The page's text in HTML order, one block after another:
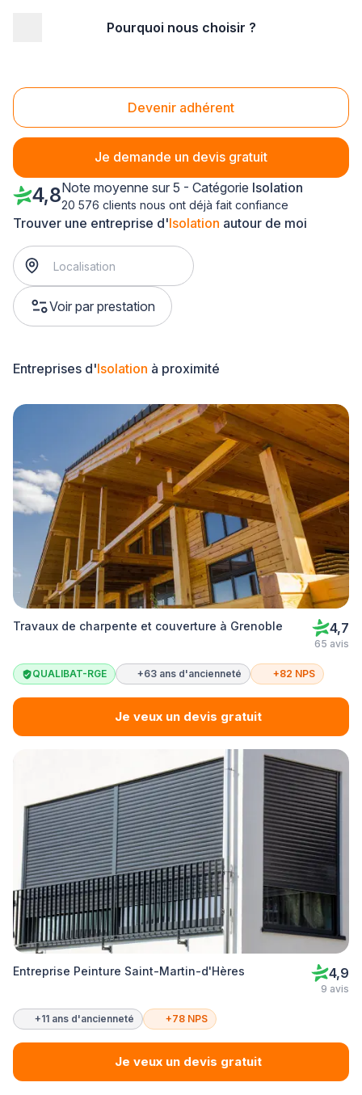
Pourquoi nous choisir ?
Devenir adhérent
Je demande un devis gratuit
Isolation Voiron (38500)
Trouver une entreprise d'Isolation autour de moi
Voir par prestation
4,8Note moyenne sur 5 - Catégorie Isolation
20 576 clients nous ont déjà fait confiance
Entreprises d'Isolation à proximité
Travaux de charpente et couverture à Grenoble 4,7
65 avis
QUALIBAT-RGE +63 ans d'ancienneté +82 NPS
Je veux un devis gratuit
Entreprise Peinture Saint-Martin-d'Hères 4,9
9 avis
+11 ans d'ancienneté +78 NPS
Je veux un devis gratuit